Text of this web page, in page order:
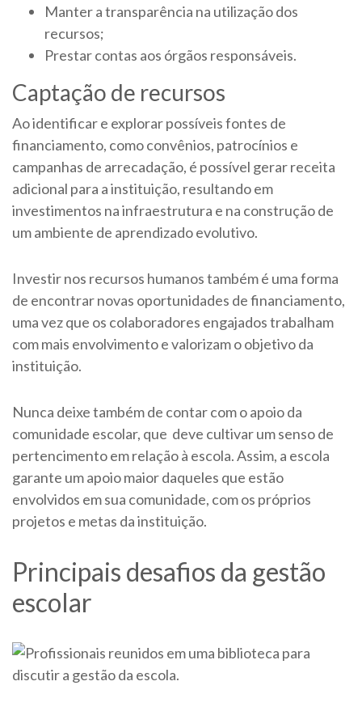
Manter a transparência na utilização dos
recursos;
Prestar contas aos órgãos responsáveis.
Captação de recursos
Ao identificar e explorar possíveis fontes de
financiamento, como convênios, patrocínios e
campanhas de arrecadação, é possível gerar receita
adicional para a instituição, resultando em
investimentos na infraestrutura e na construção de
um ambiente de aprendizado evolutivo.
Investir nos recursos humanos também é uma forma
de encontrar novas oportunidades de financiamento,
uma vez que os colaboradores engajados trabalham
com mais envolvimento e valorizam o objetivo da
instituição.
Nunca deixe também de contar com o apoio da
comunidade escolar, que deve cultivar um senso de
pertencimento em relação à escola. Assim, a escola
garante um apoio maior daqueles que estão
envolvidos em sua comunidade, com os próprios
projetos e metas da instituição.
Principais desafios da gestão
escolar